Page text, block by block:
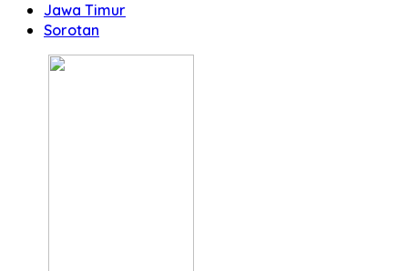
Jawa Timur
Sorotan